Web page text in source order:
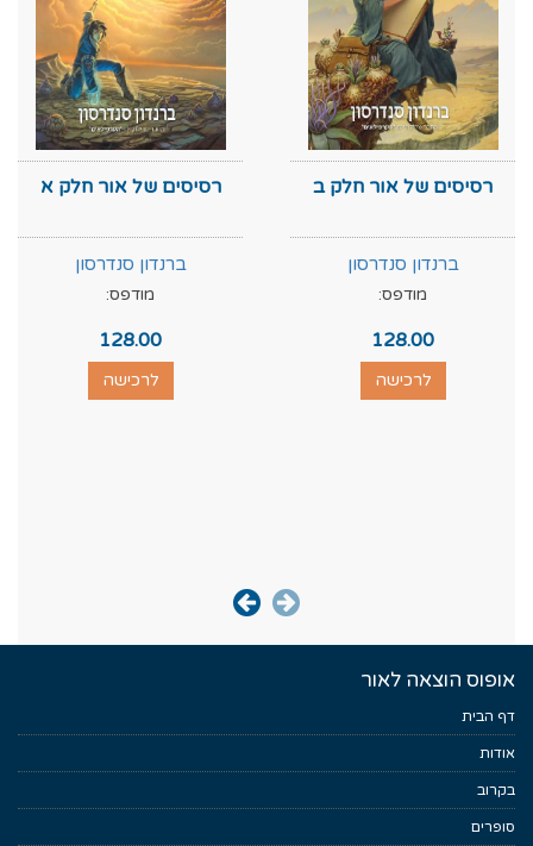
רסיסים של אור חלק ב
ברנדון סנדרסון
מודפס:
128.00
לרכישה
רסיסים של אור חלק א
ברנדון סנדרסון
מודפס:
128.00
לרכישה
אופוס הוצאה לאור
דף הבית
אודות
בקרוב
סופרים